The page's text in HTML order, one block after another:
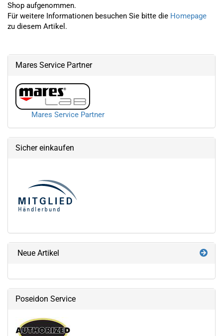
Shop aufgenommen.
Für weitere Informationen besuchen Sie bitte die Homepage
zu diesem Artikel.
Mares Service Partner
Mares Service Partner
Sicher einkaufen
Neue Artikel
Poseidon Service